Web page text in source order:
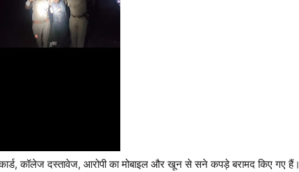
कॉलेज दस्तावेज, आरोपी का मोबाइल और खून से सने कपड़े बरामद किए गए हैं।